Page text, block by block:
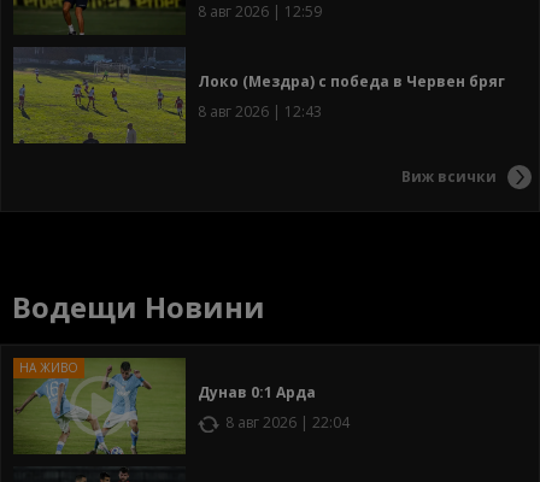
8 авг 2026 | 12:59
Локо (Мездра) с победа в Червен бряг
8 авг 2026 | 12:43
Виж всички
Водещи Новини
Дунав 0:1 Арда
8 авг 2026 | 22:04